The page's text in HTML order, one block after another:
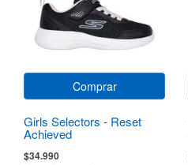
Comprar
Girls Selectors - Reset
Achieved
$34.990